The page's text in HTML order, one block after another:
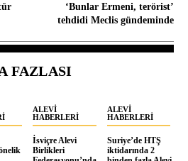
‘Bunlar Ermeni, terörist’
tehdidi Meclis gündeminde
FAZLASI
ALEVI
HABERLERI
İsviçre Alevi
Birlikleri
ALEVI
HABERLERI
Suriye’de HTŞ
iktidarında 2